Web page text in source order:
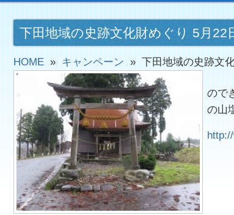
下田地域の史跡文化財めぐり 5月22
HOME » キャンペーン » 下田地域の史跡文
ので
の山